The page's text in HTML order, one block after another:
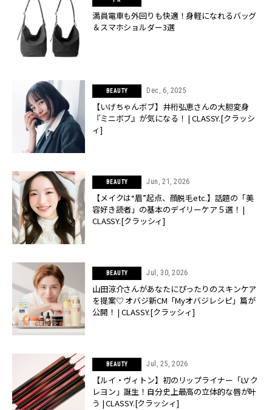
満員電車も外回りも快適！身軽になれるバッグ
＆スマホショルダー3選
BEAUTY Dec, 6, 2025
【いげちゃんボブ】井桁弘恵さんの大胆変身
『ミニボブ』が気になる！ | CLASSY.[クラッシ
ィ]
BEAUTY Jun, 21, 2026
【メイクは“眉”起点、顔脱毛etc.】話題の「美
容好き読者」の基本のデイリーケア５選！ |
CLASSY.[クラッシィ]
BEAUTY Jul, 30, 2026
山田涼介さんがあなたにぴったりのスキンケア
を提案♡ オバジ新CM「Myオバジレシピ」篇が
公開！ | CLASSY.[クラッシィ]
BEAUTY Jul, 25, 2026
【ルイ・ヴィトン】初のリップライナー「LV ク
レヨン」誕生！自分史上最高の立体的な唇が叶
う | CLASSY.[クラッシィ]